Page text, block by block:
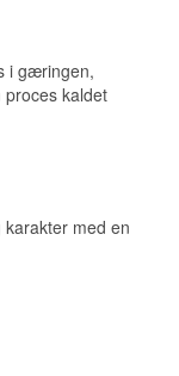
i gæringen,
kaldet
med en